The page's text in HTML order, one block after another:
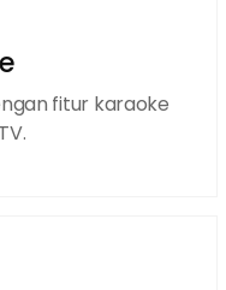
fitur karaoke